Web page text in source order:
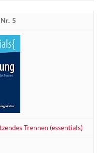
5
Trennen (essentials)